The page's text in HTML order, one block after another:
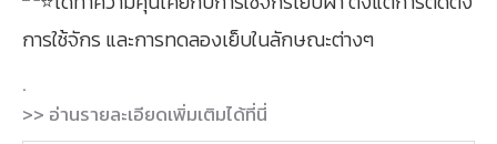
การใช้จักร และการทดลองเย็บในลักษณะต่างๆ
.
>> อ่านรายละเอียดเพิ่มเติมได้ที่นี่